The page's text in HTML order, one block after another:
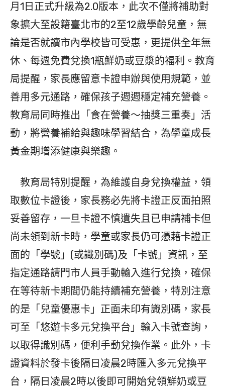
月1日正式升級為2.0版本，此次不僅將補助對
象擴大至設籍臺北市的2至12歲學齡兒童，無
論是否就讀市內學校皆可受惠，更提供全年無
休、每週免費兌換1瓶鮮奶或豆漿的福利。教育
局提醒，家長應留意卡證申辦與使用規範，並
善用多元通路，確保孩子週週穩定補充營養。
教育局同時推出「食在營養～抽獎三重奏」活
動，將營養補給與趣味學習結合，為學童成長
黃金期增添健康與樂趣。
教育局特別提醒，為維護自身兌換權益，領
取數位卡證後，家長務必先將卡證正反面拍照
妥善留存，一旦卡證不慎遺失且已申請補卡但
尚未領到新卡時，學童或家長仍可憑藉卡證正
面的「學號」(或識別碼)及「卡號」資訊，至
指定通路請門市人員手動輸入進行兌換，確保
在等待新卡期間仍能持續補充營養，特別注意
的是「兒童優惠卡」正面未印有識別碼，家長
可至「悠遊卡多元兌換平台」輸入卡號查詢，
以取得識別碼，便利手動兌換作業。此外，卡
證資料於發卡後隔日凌晨2時匯入多元兌換平
台，隔日凌晨2時以後即可開始兌領鮮奶或豆